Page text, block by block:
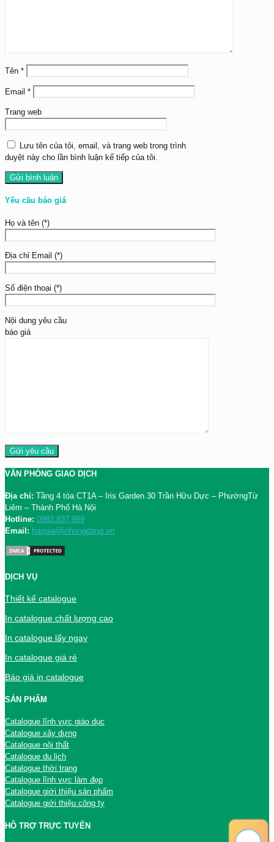
Tên *
Email *
Trang web
Lưu tên của tôi, email, và trang web trong trình
duyệt này cho lần bình luận kế tiếp của tôi.
Yêu cầu báo giá
Họ và tên (*)
Địa chỉ Email (*)
Số điện thoại (*)
Nội dung yêu cầu
báo giá
VĂN PHÒNG GIAO DỊCH
Địa chỉ: Tầng 4 tòa CT1A – Iris Garden 30 Trần Hữu Dực – PhườngTừ
Liêm – Thành Phố Hà Nội
Hotline: 0983.837.989
Email: baogia@inhongdang.vn
DỊCH VỤ
Thiết kế catalogue
In catalogue chất lượng cao
In catalogue lấy ngay
In catalogue giá rẻ
Báo giá in catalogue
SẢN PHẨM
Catalogue lĩnh vực giáo dục
Catalogue xây dựng
Catalogue nội thất
Catalogue du lịch
Catalogue thời trang
Catalogue lĩnh vực làm đẹp
Catalogue giới thiệu sản phẩm
Catalogue giới thiệu công ty
HỖ TRỢ TRỰC TUYẾN